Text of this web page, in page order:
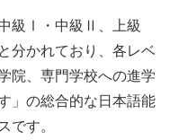
級Ⅰ・中級Ⅱ、上級
かれており、各レベ
院、専門学校への進学
」の総合的な日本語能
です。